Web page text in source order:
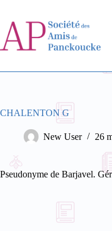
contenu
CHALENTON G
New User 26
Pseudonyme de Barjavel.